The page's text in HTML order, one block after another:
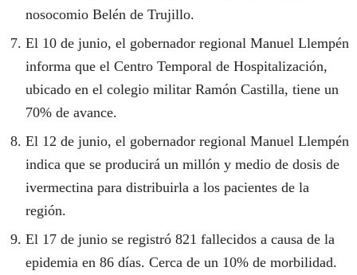
nosocomio Belén de Trujillo.
El 10 de junio, el gobernador regional Manuel Llempén
informa que el Centro Temporal de Hospitalización,
ubicado en el colegio militar Ramón Castilla, tiene un
70% de avance.
El 12 de junio, el gobernador regional Manuel Llempén
indica que se producirá un millón y medio de dosis de
ivermectina para distribuirla a los pacientes de la
región.
El 17 de junio se registró 821 fallecidos a causa de la
epidemia en 86 días. Cerca de un 10% de morbilidad.